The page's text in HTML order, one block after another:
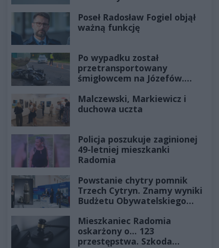
Poseł Radosław Fogiel objął
ważną funkcję
Po wypadku został
przetransportowany
śmigłowcem na Józefów.
Malczewski, Markiewicz i
duchowa uczta
Policja poszukuje zaginionej
49-letniej mieszkanki
Radomia
Powstanie chytry pomnik
Trzech Cytryn. Znamy wyniki
Budżetu Obywatelskiego
Mieszkaniec Radomia
oskarżony o... 123
przestępstwa. Szkoda